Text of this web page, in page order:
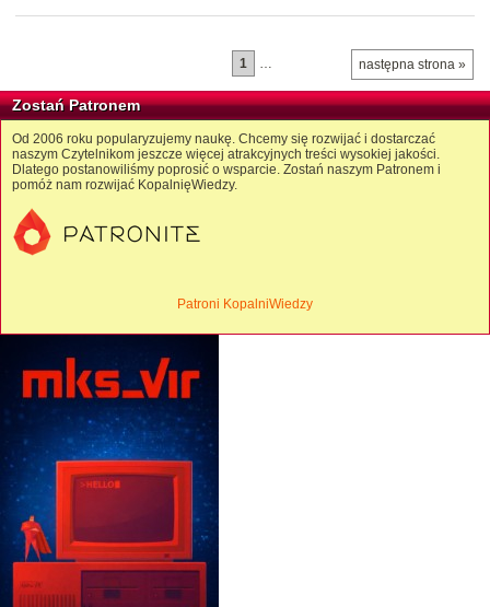
następna strona »
1 …
Zostań Patronem
Od 2006 roku popularyzujemy naukę. Chcemy się rozwijać i dostarczać
naszym Czytelnikom jeszcze więcej atrakcyjnych treści wysokiej jakości.
Dlatego postanowiliśmy poprosić o wsparcie. Zostań naszym Patronem i
pomóż nam rozwijać KopalnięWiedzy.
Patroni KopalniWiedzy